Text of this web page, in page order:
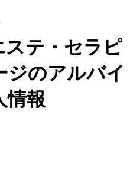
ステ・セラピ
ジのアルバイ
情報